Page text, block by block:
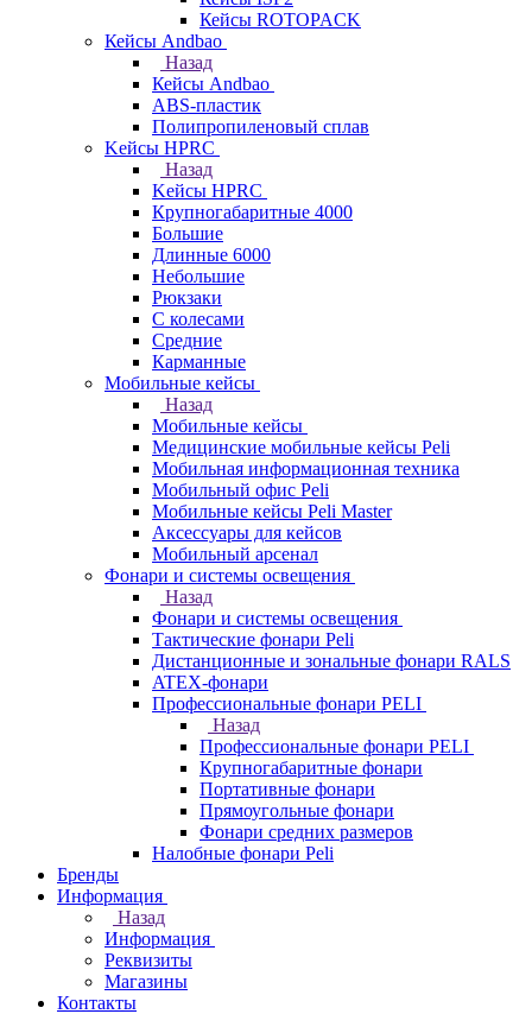
Кейсы ROTOPACK
Кейсы Andbao
Назад
Кейсы Andbao
ABS-пластик
Полипропиленовый сплав
Kейсы HPRC
Назад
Kейсы HPRC
Крупногабаритные 4000
Большие
Длинные 6000
Небольшие
Рюкзаки
С колесами
Средние
Карманные
Мобильные кейсы
Назад
Мобильные кейсы
Медицинские мобильные кейсы Peli
Мобильная информационная техника
Мобильный офис Peli
Мобильные кейсы Peli Master
Аксессуары для кейсов
Мобильный арсенал
Фонари и системы освещения
Назад
Фонари и системы освещения
Тактические фонари Peli
Дистанционные и зональные фонари RALS
ATEX-фонари
Профессиональные фонари PELI
Назад
Профессиональные фонари PELI
Крупногабаритные фонари
Портативные фонари
Прямоугольные фонари
Фонари средних размеров
Налобные фонари Peli
Бренды
Информация
Назад
Информация
Реквизиты
Магазины
Контакты